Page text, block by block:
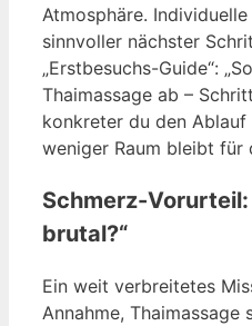
Atmosphäre.
sinnvoller nächster
„Erstbesuchs-Guide“:
Thaimassage ab –
konkreter du den
weniger Raum bleibt für
Schmerz-
brutal?“
Ein weit verbreitetes
Annahme, Thaimassage